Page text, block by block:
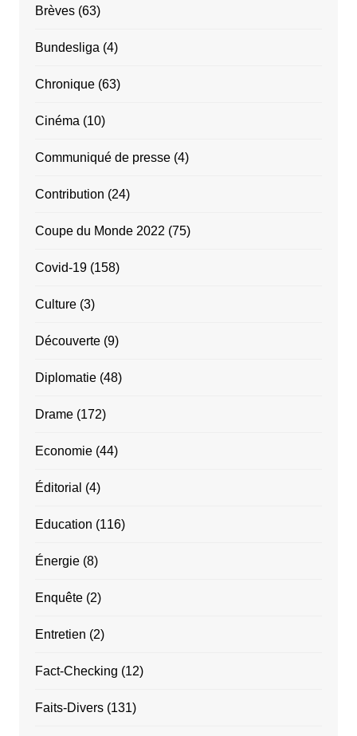
Brèves(63)
Bundesliga (4)
Chronique(63)
Cinéma (10)
Communiqué de presse(4)
Contribution (24)
Coupe du Monde 2022 (75)
Covid-19(158)
Culture(3)
Découverte(9)
Diplomatie(48)
Drame(172)
Economie(44)
Éditorial (4)
Education (116)
Énergie(8)
Enquête(2)
Entretien (2)
Fact-Checking (12)
Faits-Divers(131)